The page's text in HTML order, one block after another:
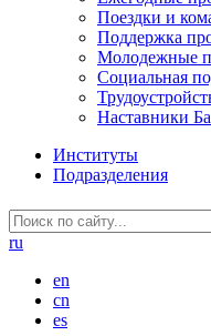
Поездки и
Поддержка
Молодежные
Социальная
Наставники
Институты
Подразделения
ru
en
cn
es